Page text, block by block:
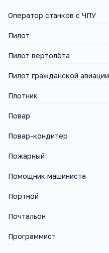
Оператор станков с ЧПУ
Пилот
Пилот вертолёта
Пилот гражданской авиации
Плотник
Повар
Повар-кондитер
Пожарный
Помощник машиниста
Портной
Почтальон
Программист